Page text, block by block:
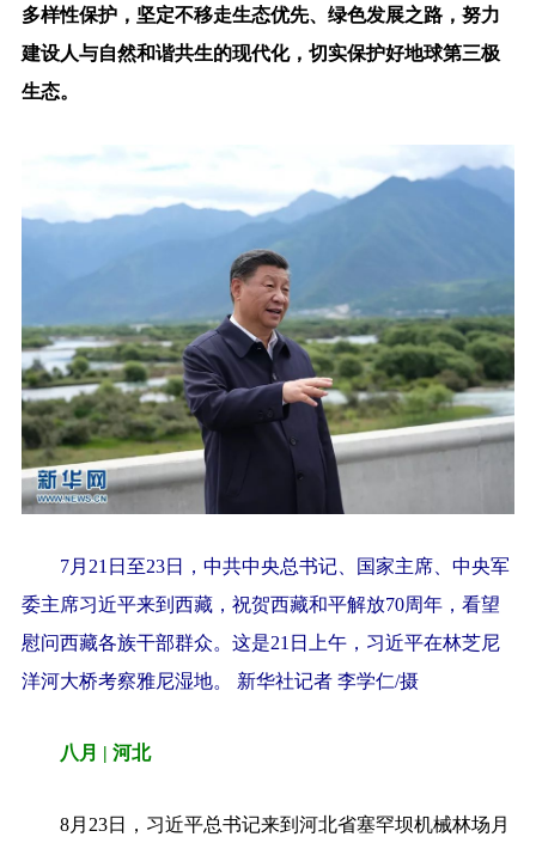
多样性保护，坚定不移走生态优先、绿色发展之路，努力
建设人与自然和谐共生的现代化，切实保护好地球第三极
生态。
7月21日至23日，中共中央总书记、国家主席、中央军
委主席习近平来到西藏，祝贺西藏和平解放70周年，看望
慰问西藏各族干部群众。这是21日上午，习近平在林芝尼
洋河大桥考察雅尼湿地。 新华社记者 李学仁/摄
八月 | 河北
8月23日，习近平总书记来到河北省塞罕坝机械林场月